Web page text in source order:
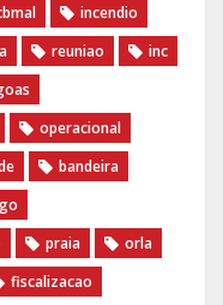
incendio
reuniao
inc
operacional
bandeira
praia
orla
fiscalizacao